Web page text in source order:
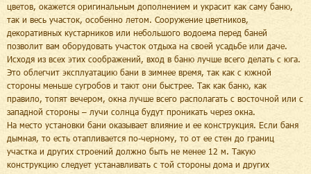
цветов, окажется оригинальным дополнением и украсит как саму баню,
так и весь участок, особенно летом. Сооружение цветников,
декоративных кустарников или небольшого водоема перед баней
позволит вам оборудовать участок отдыха на своей усадьбе или даче.
Исходя из всех этих соображений, вход в баню лучше всего делать с юга.
Это облегчит эксплуатацию бани в зимнее время, так как с южной
стороны меньше сугробов и тают они быстрее. Так как баню, как
правило, топят вечером, окна лучше всего располагать с восточной или с
западной стороны – лучи солнца будут проникать через окна.
На место установки бани оказывает влияние и ее конструкция. Если баня
дымная, то есть отапливается по-черному, то от ее стен до границ
участка и других строений должно быть не менее 12 м. Такую
конструкцию следует устанавливать с той стороны дома и других